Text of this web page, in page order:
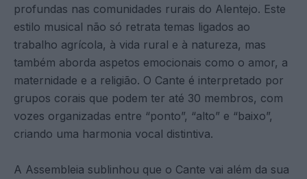
profundas nas comunidades rurais do Alentejo. Este
estilo musical não só retrata temas ligados ao
trabalho agrícola, à vida rural e à natureza, mas
também aborda aspetos emocionais como o amor, a
maternidade e a religião. O Cante é interpretado por
grupos corais que podem ter até 30 membros, com
vozes organizadas entre “ponto”, “alto” e “baixo”,
criando uma harmonia vocal distintiva.
A Assembleia sublinhou que o Cante vai além da sua